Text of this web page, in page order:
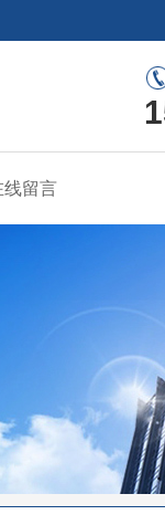
线留言